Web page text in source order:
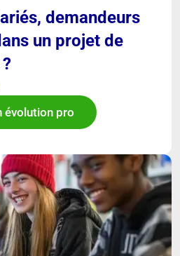
demandeurs
un projet de
évolution pro